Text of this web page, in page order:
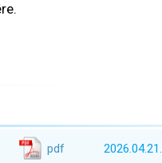
pdf 2026.04.21.